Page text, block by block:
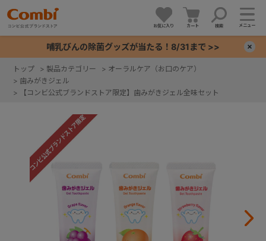
お気に入り カート 検索 メニュー
哺乳びんの除菌グッズが当たる！8/31まで >>
トップ > 製品カテゴリー > オーラルケア（お口のケア）
> 歯みがきジェル
>
【コンビ公式ブランドストア限定】歯みがきジェル全味セット